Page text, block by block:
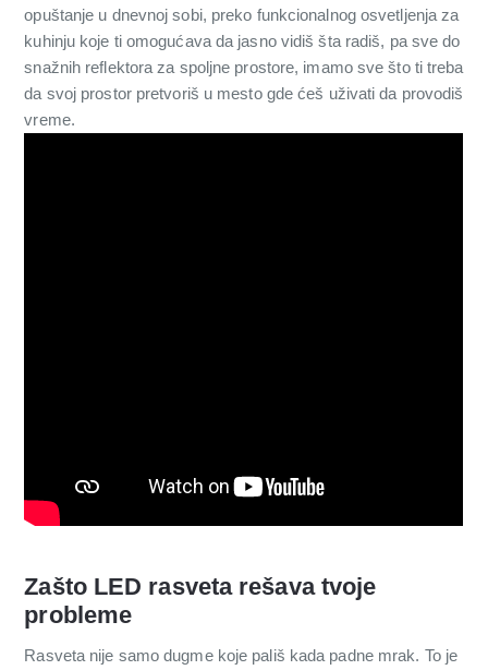
opuštanje u dnevnoj sobi, preko funkcionalnog osvetljenja za
kuhinju koje ti omogućava da jasno vidiš šta radiš, pa sve do
snažnih reflektora za spoljne prostore, imamo sve što ti treba
da svoj prostor pretvoriš u mesto gde ćeš uživati da provodiš
vreme.
Zašto LED rasveta rešava tvoje
probleme
Rasveta nije samo dugme koje pališ kada padne mrak. To je